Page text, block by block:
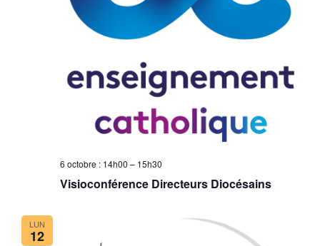
Visioconférence Directeurs Diocésains
6 octobre : 14h00 – 15h30
LUN
12